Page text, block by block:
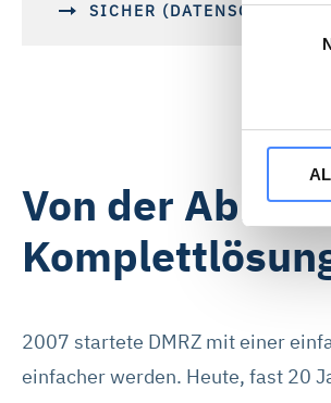
Auf
SICHER (DATENSCHUTZ)
Von der
2007 startete DMRZ mit einer
einfacher werden. Heute, fast 20